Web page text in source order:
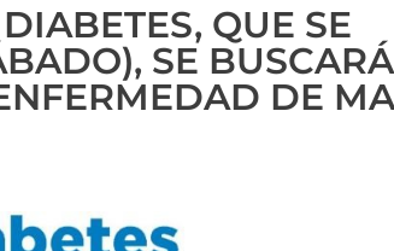
QUE SE
SE BUSCARÁ
DE